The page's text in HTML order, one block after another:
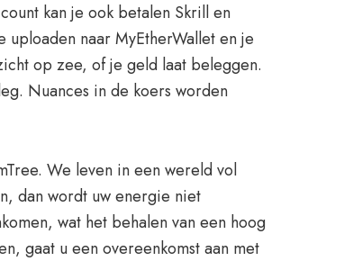
kan je ook betalen Skrill en
naar MyEtherWallet en je
op zee, of je geld laat beleggen.
Nuances in de koers worden
We leven in een wereld vol
dan wordt uw energie niet
wat het behalen van een hoog
gaat u een overeenkomst aan met